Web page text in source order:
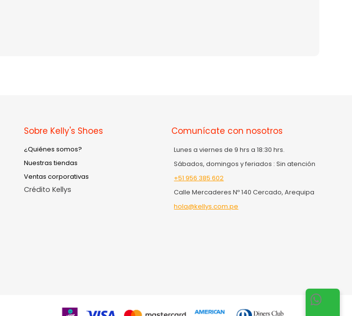
Sobre Kelly's Shoes
¿Quiénes somos?
Nuestras tiendas
Ventas corporativas
Crédito Kellys
Comunícate con nosotros
Lunes a viernes de 9 hrs a 18:30 hrs.
Sábados, domingos y feriados : Sin atención
+51 956 385 602
Calle Mercaderes Nº 140 Cercado, Arequipa
hola@kellys.com.pe